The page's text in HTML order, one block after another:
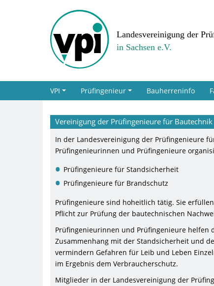
Landesvereinigung der
in Sachsen e.V.
VPI Prüfingenieur Bauherreninfo
Vereinigung der Prüfingenieure für Bautechnik
In der Landesvereinigung der Prüfingenieure
Prüfingenieurinnen und Prüfingenieure
Prüfingenieure für Standsicherheit
Prüfingenieure für Brandschutz
Prüfingenieure sind hoheitlich tätig. Sie
Pflicht zur Prüfung der bautechnischen
Prüfingenieurinnen und Prüfingenieure helfen
Zusammenhang mit der Standsicherheit und
vermindern Gefahren für Leib und Leben
im Ergebnis dem Verbraucherschutz.
Mitglieder in der Landesvereinigung der